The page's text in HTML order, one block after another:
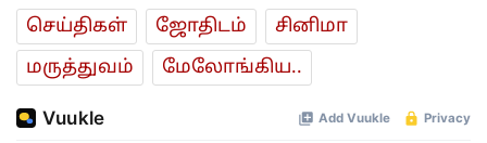
செய்திகள் ஜோ‌திட‌ம்
சினிமா
மரு‌த்துவ‌ம்
மேலோங்கிய..